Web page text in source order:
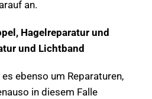
an.
Hagelreparatur und
und Lichtband
ebenso um Reparaturen,
in diesem Falle